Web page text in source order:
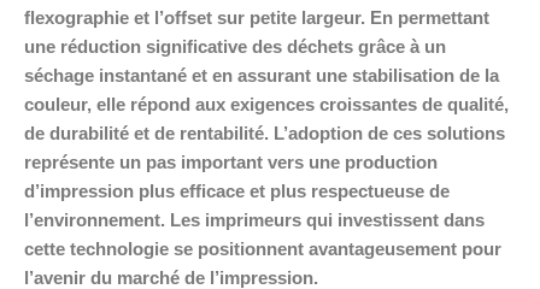
flexographie et l’offset sur petite largeur. En permettant
une réduction significative des déchets grâce à un
séchage instantané et en assurant une stabilisation de la
couleur, elle répond aux exigences croissantes de qualité,
de durabilité et de rentabilité. L’adoption de ces solutions
représente un pas important vers une production
d’impression plus efficace et plus respectueuse de
l’environnement. Les imprimeurs qui investissent dans
cette technologie se positionnent avantageusement pour
l’avenir du marché de l’impression.